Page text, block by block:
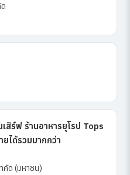
ร์ฟ ร้านอาหารยุโรป Tops
ได้รวมมากกว่า
กัด (มหาชน)